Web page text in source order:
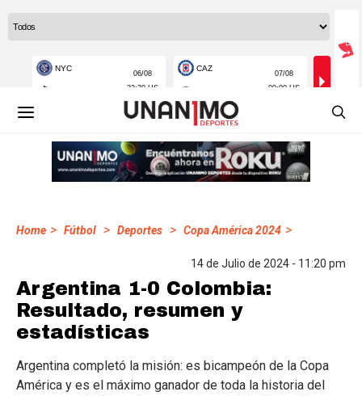
Home > Fútbol > Deportes > Copa América 2024 >
14 de Julio de 2024 - 11:20 pm
Argentina 1-0 Colombia:
Resultado, resumen y
estadísticas
Argentina completó la misión: es bicampeón de la Copa
América y es el máximo ganador de toda la historia del